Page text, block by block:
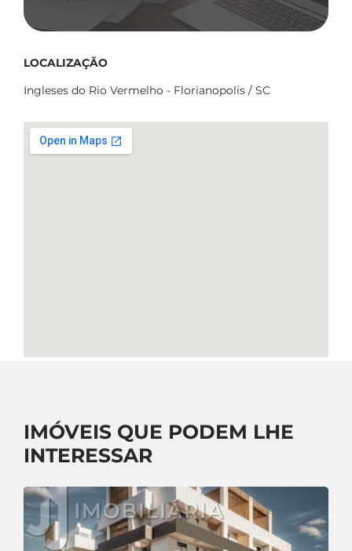
LOCALIZAÇÃO
Ingleses do Rio Vermelho - Florianopolis / SC
IMÓVEIS QUE PODEM LHE
INTERESSAR